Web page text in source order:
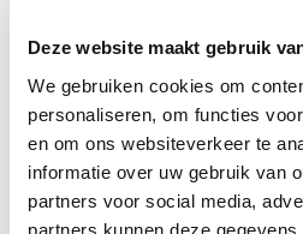
Deze website maakt gebruik
We gebruiken cookies om
personaliseren, om functies
en om ons websiteverkeer te
informatie over uw gebruik van
partners voor social media,
partners kunnen deze
Amstel
Voor de serie ‘Binnenkijker’ van
Holland gaat agrarisch erfgoed
bezoek bij bijzondere
vertellen haar alles over de
de stolp. De interieurs verschillen
buitenkanten. Bij woonboerderijen